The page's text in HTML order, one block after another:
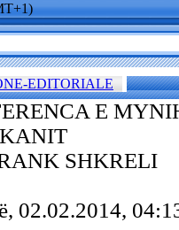
EDITORIALE
E
SHKRELI
02.02.2014,